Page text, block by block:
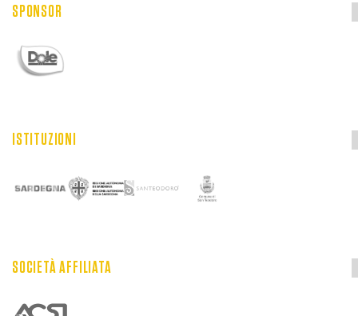
SPONSOR
ISTITUZIONI
SOCIETÀ AFFILIATA